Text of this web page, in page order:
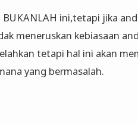
ini,tetapi jika
meneruskan kebiasaan
tetapi hal ini akan
yang bermasalah.